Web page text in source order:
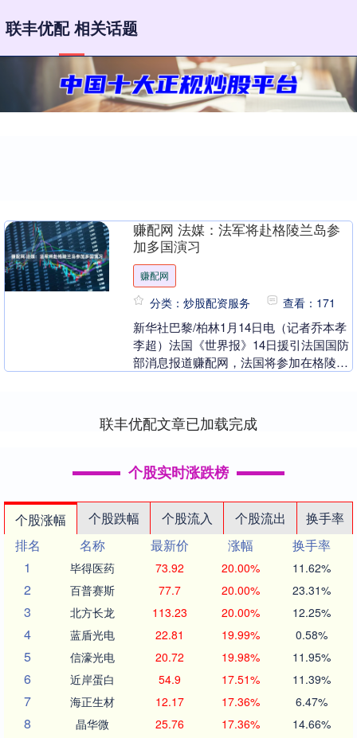
联丰优配 相关话题
赚配网 法媒：法军将赴格陵兰岛参
加多国演习
赚配网
分类：炒股配资服务 查看：171
新华社巴黎/柏林1月14日电（记者乔本孝
李超）法国《世界报》14日援引法国国防
部消息报道赚配网，法国将参加在格陵兰
联丰优配文章已加载完成
个股实时涨跌榜
个股涨幅 个股跌幅 个股流入 个股流出
换手率
排名
名称 最新价 涨幅
换手率
1
毕得医药 73.92 20.00% 11.62%
2 百普赛斯 77.7 20.00% 23.31%
3 北方长龙 113.23 20.00% 12.25%
4 蓝盾光电 22.81 19.99% 0.58%
5 信濠光电 20.72 19.98% 11.95%
6 近岸蛋白 54.9 17.51% 11.39%
7 海正生材 12.17 17.36% 6.47%
8 晶华微 25.76 17.36% 14.66%